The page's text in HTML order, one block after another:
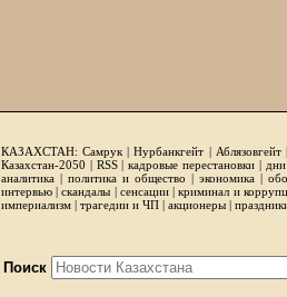
КАЗАХСТАН: Самрук |Нурбанкгейт | Аблязовгейт
Казахстан-2050 | RSS|кадровые перестановки|
аналитика | политика и общество | экономика |
интервью |скандалы | сенсации|криминал и
империализм | трагедии и ЧП | акционеры |
Поиск